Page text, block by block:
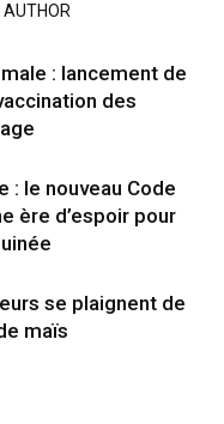
AUTHOR
: lancement de
des
: le nouveau Code
ère d’espoir pour
se plaignent de
maïs